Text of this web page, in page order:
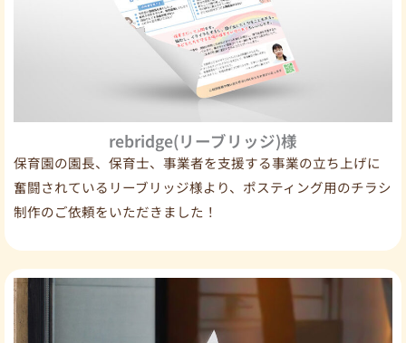
rebridge(リーブリッジ)様
保育園の園長、保育士、事業者を支援する事業の立ち上げに
奮闘されているリーブリッジ様より、ポスティング用のチラシ
制作のご依頼をいただきました！